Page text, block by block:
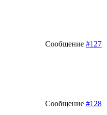
Сообщение #127
Сообщение #128